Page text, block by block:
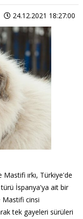
24.12.2021 18:27:00
ırkı, Türkiye'de
İspanya'ya ait bir
Mastifi cinsi
tek gayeleri sürüleri